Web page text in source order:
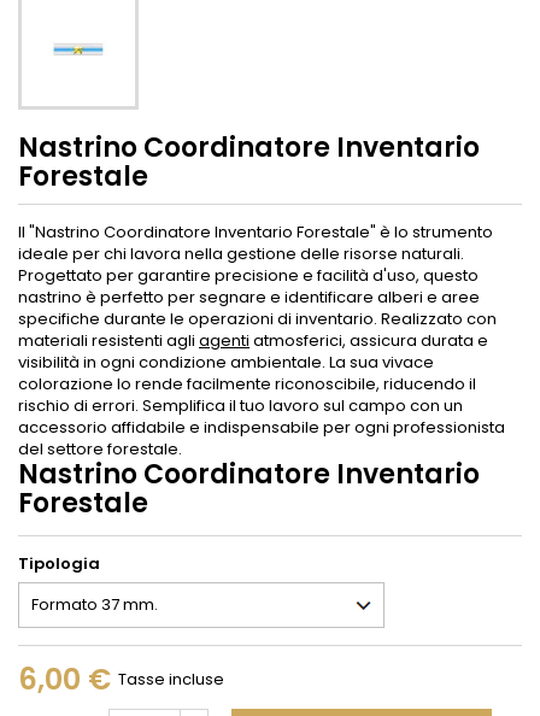
Nastrino Coordinatore Inventario
Forestale
Il "Nastrino Coordinatore Inventario Forestale" è lo strumento
ideale per chi lavora nella gestione delle risorse naturali.
Progettato per garantire precisione e facilità d'uso, questo
nastrino è perfetto per segnare e identificare alberi e aree
specifiche durante le operazioni di inventario. Realizzato con
materiali resistenti agli agenti atmosferici, assicura durata e
visibilità in ogni condizione ambientale. La sua vivace
colorazione lo rende facilmente riconoscibile, riducendo il
rischio di errori. Semplifica il tuo lavoro sul campo con un
accessorio affidabile e indispensabile per ogni professionista
del settore forestale.
Nastrino Coordinatore Inventario
Forestale
Tipologia
6,00 € Tasse incluse